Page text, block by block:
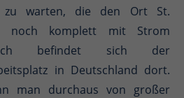
zu warten, die den Ort St.
noch komplett mit Strom
befindet sich der
in Deutschland dort.
man durchaus von großer